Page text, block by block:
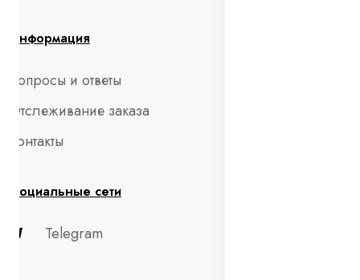
Информация
Вопросы и ответы
Отслеживание заказа
Контакты
Социальные сети
Telegram